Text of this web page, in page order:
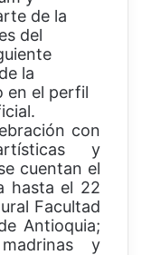
de la
del
la
en el perfil
con
y
cuentan el
hasta el 22
Facultad
Antioquia;
y